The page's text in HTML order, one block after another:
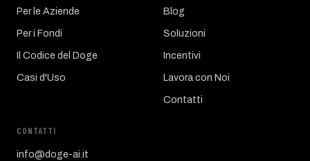
Per le Aziende
Per i Fondi
Il Codice del Doge
Casi d'Uso
Blog
Soluzioni
Incentivi
Lavora con Noi
Contatti
CONTATTI
info@doge-ai.it